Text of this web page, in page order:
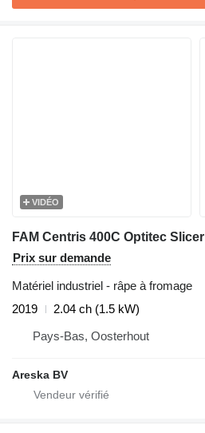
VIDÉO
FAM Centris 400C Optitec Slicer
Prix sur demande
Matériel industriel - râpe à fromage
2019
2.04 ch (1.5 kW)
Pays-Bas, Oosterhout
Areska BV